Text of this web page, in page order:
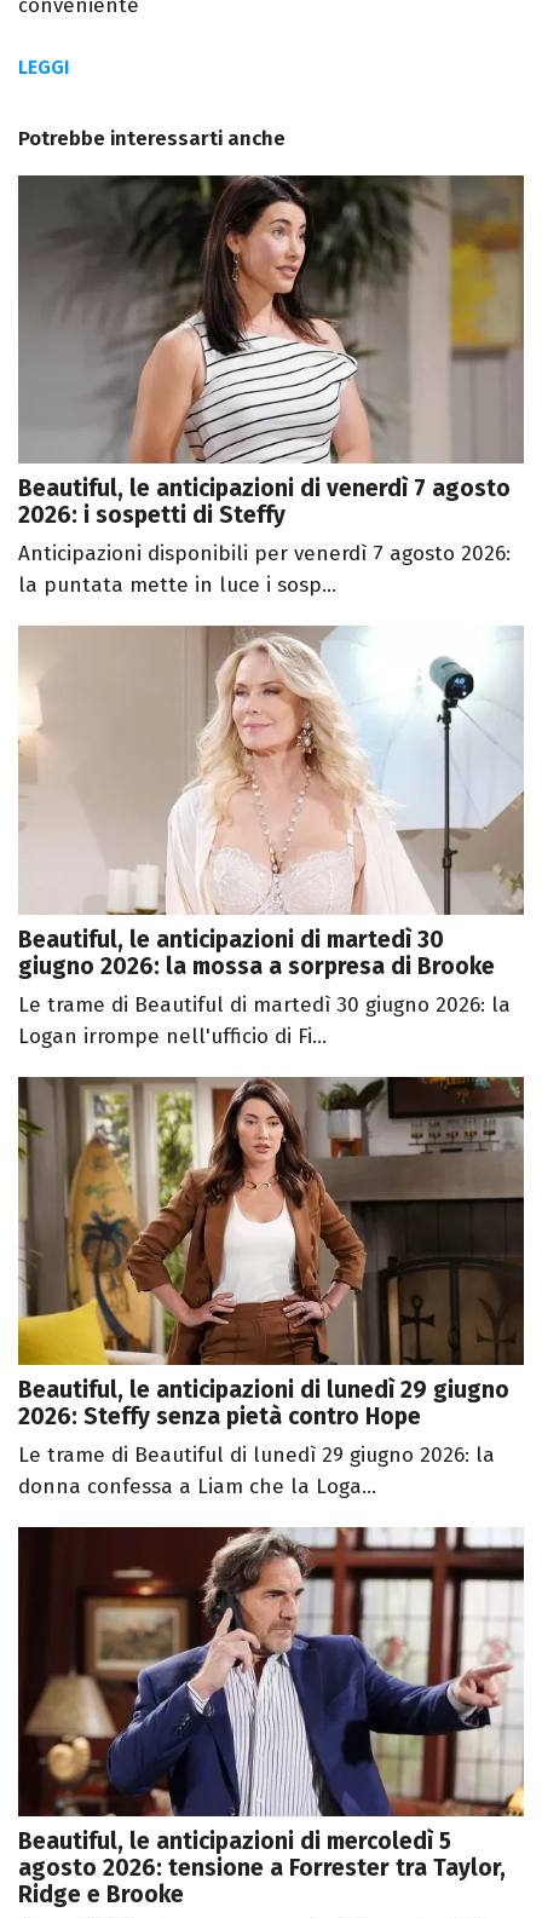
conveniente
LEGGI
Potrebbe interessarti anche
Beautiful, le anticipazioni di venerdì 7 agosto
2026: i sospetti di Steffy
Anticipazioni disponibili per venerdì 7 agosto 2026:
la puntata mette in luce i sosp...
Beautiful, le anticipazioni di martedì 30
giugno 2026: la mossa a sorpresa di Brooke
Le trame di Beautiful di martedì 30 giugno 2026: la
Logan irrompe nell'ufficio di Fi...
Beautiful, le anticipazioni di lunedì 29 giugno
2026: Steffy senza pietà contro Hope
Le trame di Beautiful di lunedì 29 giugno 2026: la
donna confessa a Liam che la Loga...
Beautiful, le anticipazioni di mercoledì 5
agosto 2026: tensione a Forrester tra Taylor,
Ridge e Brooke